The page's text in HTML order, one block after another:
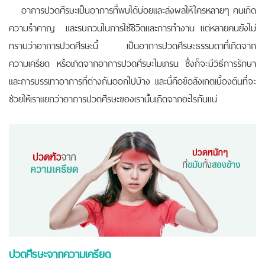
อาการปวดศีรษะเป็นอาการที่พบได้บ่อยและส่งผลให้ใครหลายๆ คนเกิด
ความรำคาญ และรบกวนในการใช้ชีวิตและการทำงาน แต่หลายคนยังไม่
ทราบว่าอาการปวดศีรษะนี้ เป็นอาการปวดศีรษะธรรมดาที่เกิดจาก
ความเครียด หรือเกิดจากอาการปวดศีรษะไมเกรน ซึ่งก็จะมีวิธีการรักษา
และการบรรเทาอาการที่ต่างกันออกไปบ้าง และนี่คือข้อสังเกตเบื้องต้นที่จะ
ช่วยให้เราแยกว่าอาการปวดศีรษะของเรานั้นเกิดจากอะไรกันแน่
ปวดศีรษะจากความเครียด